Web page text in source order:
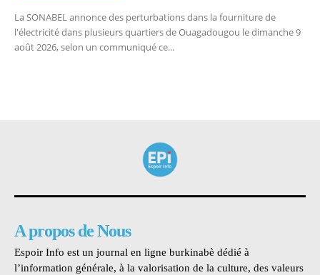
La SONABEL annonce des perturbations dans la fourniture de
l'électricité dans plusieurs quartiers de Ouagadougou le dimanche 9
août 2026, selon un communiqué ce...
A propos de Nous
Espoir Info est un journal en ligne burkinabè dédié à
l’information générale, à la valorisation de la culture, des valeurs